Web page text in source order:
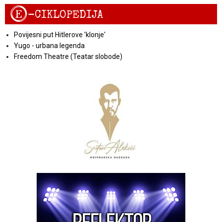
E-CIKLOPEDIJA
Povijesni put Hitlerove 'klonje'
Yugo - urbana legenda
Freedom Theatre (Teatar slobode)